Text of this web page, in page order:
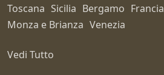
Toscana Sicilia Bergamo Francia
Monza e Brianza Venezia
Vedi Tutto